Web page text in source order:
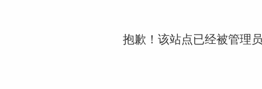
抱歉！该站点已经被管理